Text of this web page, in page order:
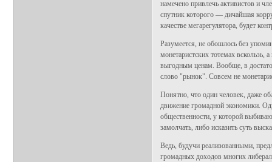
намечено привлечь активистов и
спутник которого — дичайшая
качестве мегарегулятора, будет
Разумеется, не обошлось без
монетаристских тотемах вскользь,
выгодным ценам. Вообще, в
слово "рынок". Совсем не
Понятно, что один человек, даже
движение громадной экономики.
общественности, у которой
замолчать, либо исказить суть
Ведь, будучи реализованными,
громадных доходов многих